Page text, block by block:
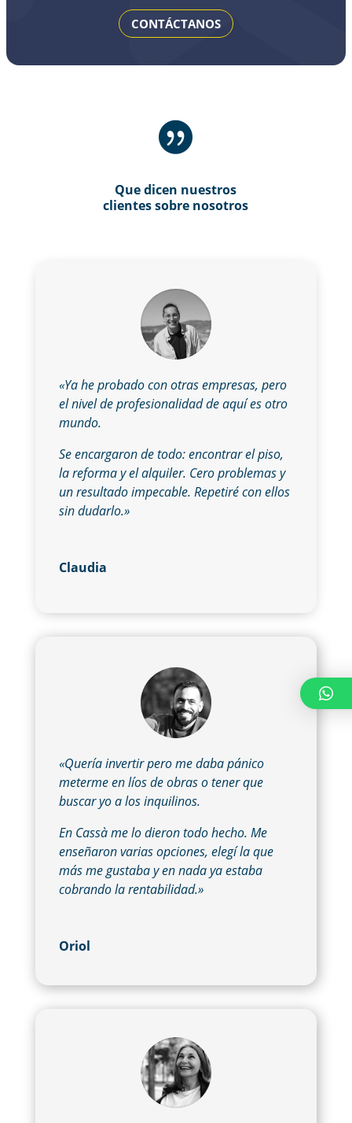
CONTÁCTANOS

Que dicen nuestros
clientes sobre nosotros
«Ya he probado con otras empresas, pero
el nivel de profesionalidad de aquí es otro
mundo.
Se encargaron de todo: encontrar el piso,
la reforma y el alquiler. Cero problemas y
un resultado impecable. Repetiré con ellos
sin dudarlo.»
Claudia
«Quería invertir pero me daba pánico
meterme en líos de obras o tener que
buscar yo a los inquilinos.
En Cassà me lo dieron todo hecho. Me
enseñaron varias opciones, elegí la que
más me gustaba y en nada ya estaba
cobrando la rentabilidad.»
Oriol